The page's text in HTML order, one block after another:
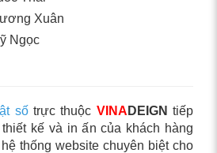
Xuân
Ngọc
sốtrực thuộc VINA DEIGN tiếp
kế và in ấn của khách hàng
thống website chuyên biệt cho